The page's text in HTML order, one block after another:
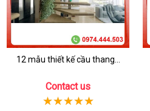
12 mẫu thiết kế cầu thang...
Contact us